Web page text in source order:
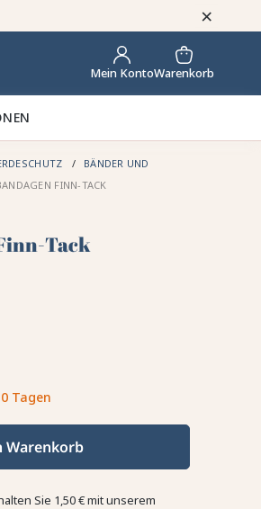
×
Mein KontoWarenkorb
BÄNDER UND
FINN-TACK
Tack
Tagen
Warenkorb
Sie 1,50 €mit unserem